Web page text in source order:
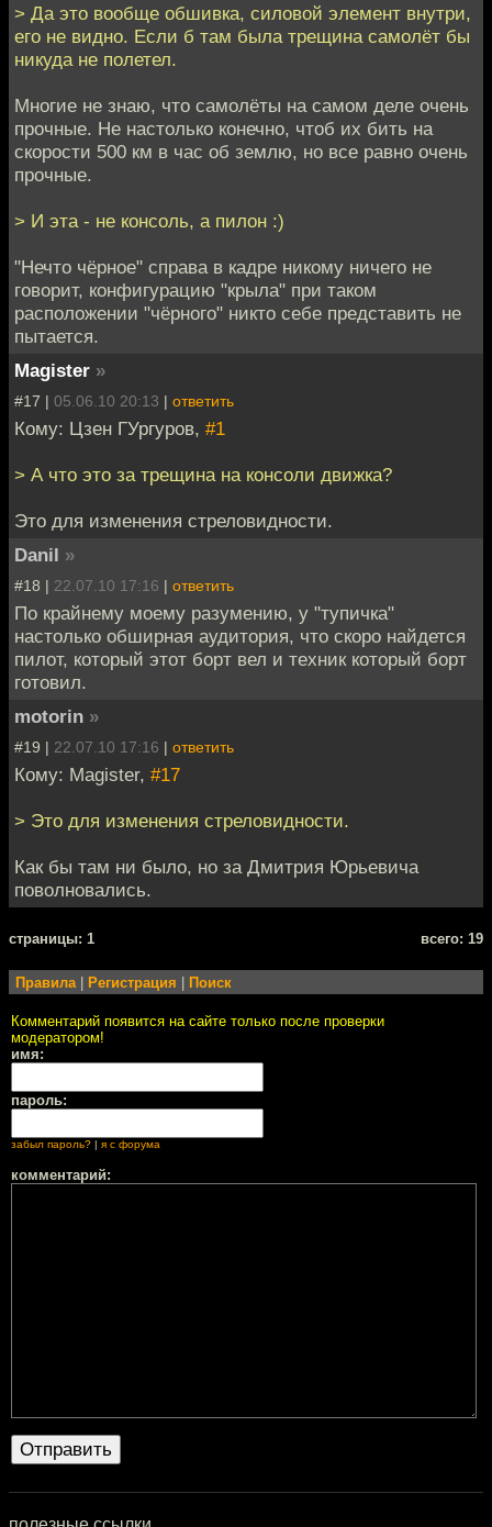
> Да это вообще обшивка, силовой элемент внутри,
его не видно. Если б там была трещина самолёт бы
никуда не полетел.
Многие не знаю, что самолёты на самом деле очень
прочные. Не настолько конечно, чтоб их бить на
скорости 500 км в час об землю, но все равно очень
прочные.
> И эта - не консоль, а пилон :)
"Нечто чёрное" справа в кадре никому ничего не
говорит, конфигурацию "крыла" при таком
расположении "чёрного" никто себе представить не
пытается.
Magister »
#17 | 05.06.10 20:13 | ответить
Кому: Цзен ГУргуров, #1
> А что это за трещина на консоли движка?
Это для изменения стреловидности.
Danil »
#18 | 22.07.10 17:16 | ответить
По крайнему моему разумению, у "тупичка"
настолько обширная аудитория, что скоро найдется
пилот, который этот борт вел и техник который борт
готовил.
motorin »
#19 | 22.07.10 17:16 | ответить
Кому: Magister, #17
> Это для изменения стреловидности.
Как бы там ни было, но за Дмитрия Юрьевича
поволновались.
cтраницы: 1 всего: 19
Правила Регистрация Поиск
Комментарий появится на сайте только после проверки
модератором!
имя:
пароль:
забыл пароль? | я с форума
комментарий: